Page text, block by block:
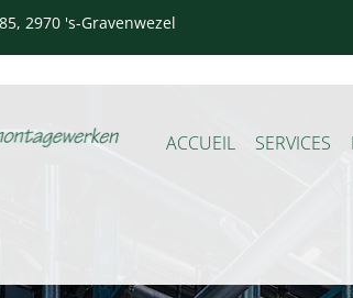
2970 's-Gravenwezel
ACCUEIL SERVICES